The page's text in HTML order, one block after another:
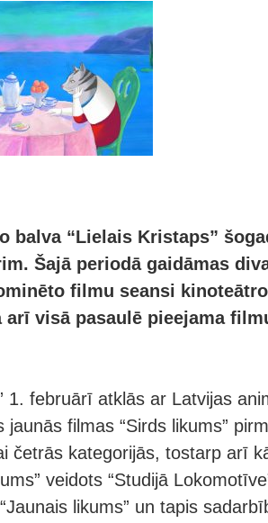
balva “Lielais Kristaps”
Šajā periodā gaidāmas
filmu seansi
arī visā pasaulē pieejama
1. februārī atklās ar Latvijas
jaunās filmas “Sirds likums”
četrās kategorijās, tostarp arī
veidots “Studijā
likums” un tapis